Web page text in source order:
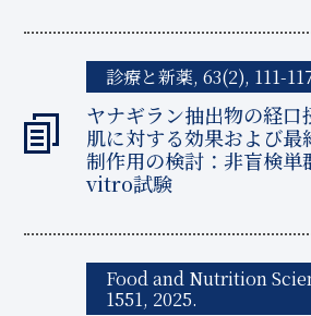
診療と新薬, 63(2), 111-
ヤナギラン抽出物の経口
肌に対する効果および最
制作用の検討：非盲検
vitro試験
Food and Nutrition
1551, 2025.